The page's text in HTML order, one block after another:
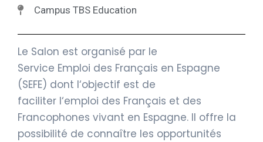
Campus TBS Education
Le Salon est organisé par le
Service Emploi des Français en Espagne
(SEFE) dont l‘objectif est de
faciliter l‘emploi des Français et des
Francophones vivant en Espagne. Il offre la
possibilité de connaître les opportunités